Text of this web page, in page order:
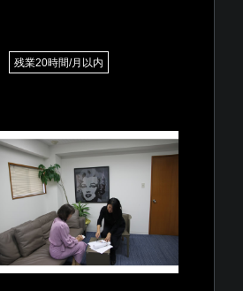
残業20時間/月以内